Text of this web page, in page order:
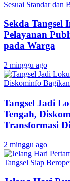
Sekda Tangsel
Pelayanan
pada Warga
2 minggu ago
Tangsel Jadi
Tengah,
Transformasi
2 minggu ago